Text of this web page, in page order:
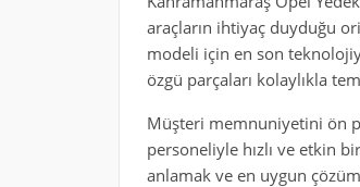
araçların ihtiyaç duyduğu
modeli için en son
özgü parçaları kolaylıkla
Müşteri memnuniyetini ön
personeliyle hızlı ve etkin
anlamak ve en uygun